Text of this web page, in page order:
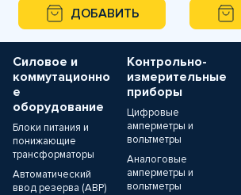
ДОБАВИТЬ
Силовое и
коммутационно
е
оборудование
Блоки питания и
понижающие
трансформаторы
Автоматический
ввод резерва (АВР)
Контрольно-
измерительные
приборы
Цифровые
амперметры и
вольтметры
Аналоговые
амперметры и
вольтметры